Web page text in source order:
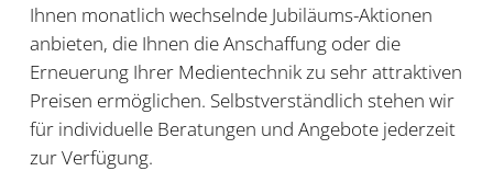
Ihnen monatlich wechselnde Jubiläums-Aktionen
anbieten, die Ihnen die Anschaffung oder die
Erneuerung Ihrer Medientechnik zu sehr attraktiven
Preisen ermöglichen. Selbstverständlich stehen wir
für individuelle Beratungen und Angebote jederzeit
zur Verfügung.